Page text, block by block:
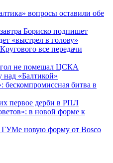
вопросы оставили обе
Бориско подпишет
«выстрел в голову»
все передачи
не помешал ЦСКА
над «Балтикой»
битва в
первое дерби в РПЛ
в новой форме к
ГУМе новую форму от Bosco